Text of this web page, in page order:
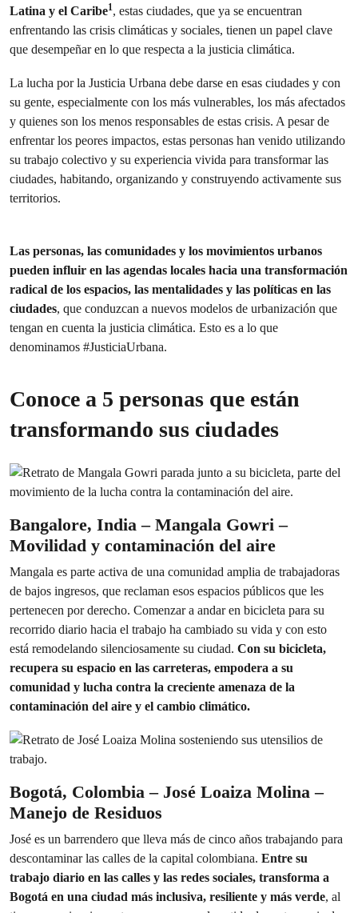
Latina y el Caribe1, estas ciudades, que ya se encuentran
enfrentando las crisis climáticas y sociales, tienen un papel clave
que desempeñar en lo que respecta a la justicia climática.
La lucha por la Justicia Urbana debe darse en esas ciudades y con
su gente, especialmente con los más vulnerables, los más afectados
y quienes son los menos responsables de estas crisis. A pesar de
enfrentar los peores impactos, estas personas han venido utilizando
su trabajo colectivo y su experiencia vivida para transformar las
ciudades, habitando, organizando y construyendo activamente sus
territorios.
Las personas, las comunidades y los movimientos urbanos
pueden influir en las agendas locales hacia una transformación
radical de los espacios, las mentalidades y las políticas en las
ciudades, que conduzcan a nuevos modelos de urbanización que
tengan en cuenta la justicia climática. Esto es a lo que
denominamos #JusticiaUrbana.
Conoce a 5 personas que están
transformando sus ciudades
Bangalore, India – Mangala Gowri –
Movilidad y contaminación del aire
Mangala es parte activa de una comunidad amplia de trabajadoras
de bajos ingresos, que reclaman esos espacios públicos que les
pertenecen por derecho. Comenzar a andar en bicicleta para su
recorrido diario hacia el trabajo ha cambiado su vida y con esto
está remodelando silenciosamente su ciudad. Con su bicicleta,
recupera su espacio en las carreteras, empodera a su
comunidad y lucha contra la creciente amenaza de la
contaminación del aire y el cambio climático.
Bogotá, Colombia – José Loaiza Molina –
Manejo de Residuos
José es un barrendero que lleva más de cinco años trabajando para
descontaminar las calles de la capital colombiana. Entre su
trabajo diario en las calles y las redes sociales, transforma a
Bogotá en una ciudad más inclusiva, resiliente y más verde, al